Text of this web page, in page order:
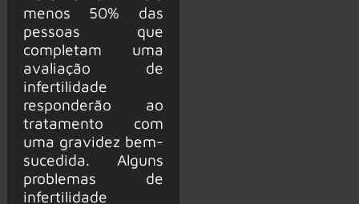
menos 50% das
pessoas que
completam uma
avaliação de
infertilidade
responderão ao
tratamento com
uma gravidez bem-
sucedida. Alguns
problemas de
infertilidade